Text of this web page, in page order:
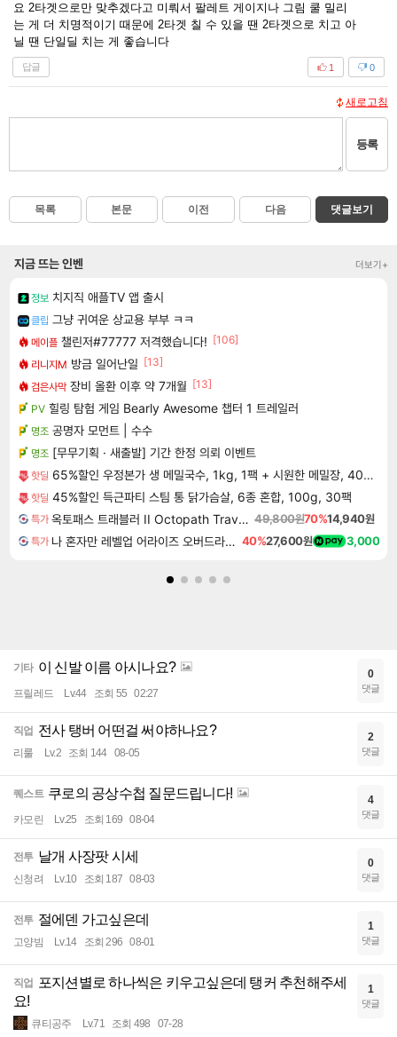
요 2타겟으로만 맞추겠다고 미뤄서 팔레트 게이지나 그림 쿨 밀리
는 게 더 치명적이기 때문에 2타겟 칠 수 있을 땐 2타겟으로 치고 아
닐 땐 단일딜 치는 게 좋습니다
답글 0
1
새로고침
등록
목록 본문 이전 다음 댓글보기
지금 뜨는 인벤 더보기+
정보 치지직 애플TV 앱 출시
클립 그냥 귀여운 상교용 부부 ㅋㅋ
메이플 챌린저#77777 저격했습니다! [106]
리니지M 방금 일어난일 [13]
검은사막 장비 올환 이후 약 7개월 [13]
PV 힐링 탐험 게임 Bearly Awesome 챕터 1 트레일러
명조 공명자 모먼트 | 수수
명조 [무무기획 · 새출발] 기간 한정 의뢰 이벤트
핫딜 65%할인 우정본가 생 메밀국수, 1kg, 1팩 + 시원한 메밀장, 40g, 6개
핫딜 45%할인 득근파티 스팀 통 닭가슴살, 6종 혼합, 100g, 30팩
특가 옥토패스 트래블러 II Octopath Traveler II 49,800원70%14,940원
특가 나 혼자만 레벨업 어라이즈 오버드라이브 Solo Leveling Arise 40%27,600원 3,000
기타 이 신발 이름 아시나요?
프릴레드 Lv.44 조회 55 02:27
0
댓글
직업 전사 탱버 어떤걸 써야하나요?
리룰 Lv.2 조회 144 08-05
2
댓글
퀘스트 쿠로의 공상수첩 질문드립니다!
카모린 Lv.25 조회 169 08-04
4
댓글
전투 날개 사장팟 시세
신청려 Lv.10 조회 187 08-03
0
댓글
전투 절에덴 가고싶은데
고양빔 Lv.14 조회 296 08-01
1
댓글
직업
포지션별로 하나씩은 키우고싶은데 탱커 추천해주세
요!
큐티공주 Lv.71 조회 498 07-28
1
댓글